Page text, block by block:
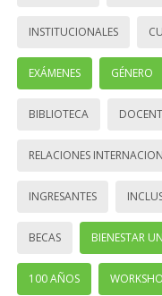
INSTITUCIONALES
EXÁMENES GÉNERO
BIBLIOTECA
RELACIONES
INGRESANTES
BECAS BIENESTAR
100 AÑOS